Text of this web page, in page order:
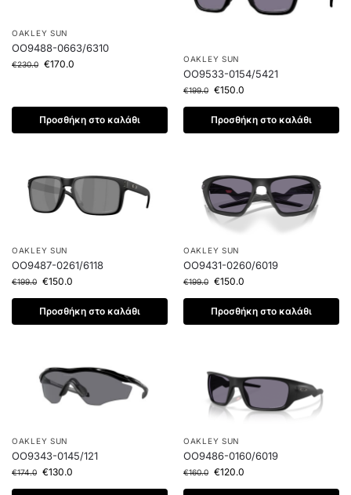
OAKLEY SUN
OO9488-0663/6310
€230.0 €170.0
Προσθήκη στο καλάθι
OAKLEY SUN
OO9533-0154/5421
€199.0 €150.0
Προσθήκη στο καλάθι
OAKLEY SUN
OO9487-0261/6118
€199.0 €150.0
Προσθήκη στο καλάθι
OAKLEY SUN
OO9431-0260/6019
€199.0 €150.0
Προσθήκη στο καλάθι
OAKLEY SUN
OO9343-0145/121
€174.0 €130.0
OAKLEY SUN
OO9486-0160/6019
€160.0 €120.0